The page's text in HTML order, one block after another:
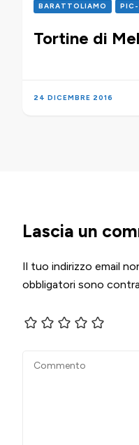
BARATTOLIAMO
Tortine di
24 DICEMBRE 2016
Lascia un
Il tuo indirizzo email
obbligatori sono